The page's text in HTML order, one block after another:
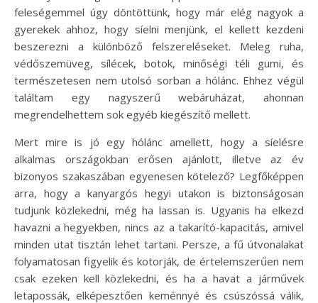
feleségemmel úgy döntöttünk, hogy már elég nagyok a
gyerekek ahhoz, hogy síelni menjünk, el kellett kezdeni
beszerezni a különböző felszereléseket. Meleg ruha,
védőszemüveg, sílécek, botok, minőségi téli gumi, és
természetesen nem utolsó sorban a hólánc. Ehhez végül
találtam egy nagyszerű webáruházat, ahonnan
megrendelhettem sok egyéb kiegészítő mellett.
Mert mire is jó egy hólánc amellett, hogy a síelésre
alkalmas országokban erősen ajánlott, illetve az év
bizonyos szakaszában egyenesen kötelező? Legfőképpen
arra, hogy a kanyargós hegyi utakon is biztonságosan
tudjunk közlekedni, még ha lassan is. Ugyanis ha elkezd
havazni a hegyekben, nincs az a takarító-kapacitás, amivel
minden utat tisztán lehet tartani. Persze, a fű útvonalakat
folyamatosan figyelik és kotorják, de értelemszerűen nem
csak ezeken kell közlekedni, és ha a havat a járművek
letapossák, elképesztően keménnyé és csúszóssá válik,